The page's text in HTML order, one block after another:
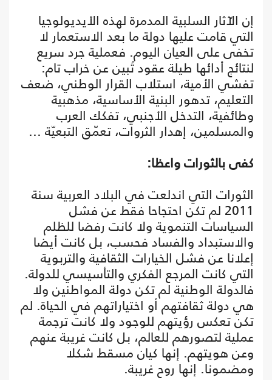
إن الآثار السلبية المدمرة لهذه الأيديولوجيا
التي قامت عليها دولة ما بعد الاستعمار لا
تخفى على العيان اليوم. فعملية جرد سريع
لنتائج أدائها طيلة عقود تُبين عن خراب تام:
تفشي الأمية، استلاب القرار الوطني، ضعف
التعليم، تدهور البنية الأساسية، مذهبية
وطائفية، التدخل الأجنبي، تفكك العرب
والمسلمين، إهدار الثروات، تعمّق التبعيّة ...
كفى بالثورات واعظا:
الثورات التي اندلعت في البلاد العربية سنة
2011 لم تكن احتجاحا فقط عن فشل
السياسات التنموية ولا كانت رفضا للظلم
والاستبداد والفساد فحسب، بل كانت أيضا
إعلانا عن فشل الخيارات الثقافية والتربوية
التي كانت المرجع الفكري والتأسيسي للدولة.
فالدولة الوطنية لم تكن دولة المواطنين ولا
هي دولة ثقافتهم أو اختياراتهم في الحياة. لم
تكن تعكس رؤيتهم للوجود ولا كانت ترجمة
عملية لتصورهم للعالم، بل كانت غريبة عنهم
وعن هويتهم. إنها كيان مسقط شكلا
ومضمونا. إنها روح غريبة.